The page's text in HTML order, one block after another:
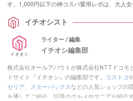
す。1,000円以下の神コスパ愛用レポは、大人女
イチオシスト
ライター / 編集
イチオシ編集部
株式会社オールアバウトが株式会社NTTドコモ
ドサイト『イチオシ』の編集部です。
コストコ
セリア、 スターバックスなどの人気ショップの
を通してご紹介。話題のグルメやマニアが紹介